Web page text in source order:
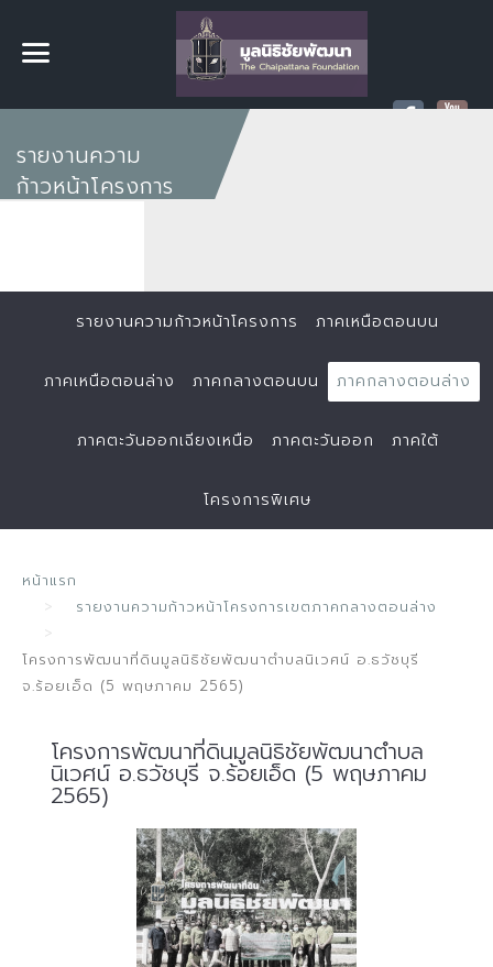
รายงานความ
ก้าวหน้าโครงการ
รายงานความก้าวหน้าโครงการ ภาคเหนือตอนบน
ภาคเหนือตอนล่าง ภาคกลางตอนบน ภาคกลางตอนล่าง
ภาคตะวันออกเฉียงเหนือ ภาคตะวันออก ภาคใต้
โครงการพิเศษ
หน้าแรก
รายงานความก้าวหน้าโครงการเขตภาคกลางตอนล่าง
โครงการพัฒนาที่ดินมูลนิธิชัยพัฒนาตำบลนิเวศน์ อ.ธวัชบุรี
จ.ร้อยเอ็ด (5 พฤษภาคม 2565)
โครงการพัฒนาที่ดินมูลนิธิชัยพัฒนาตำบล
นิเวศน์ อ.ธวัชบุรี จ.ร้อยเอ็ด (5 พฤษภาคม
2565)